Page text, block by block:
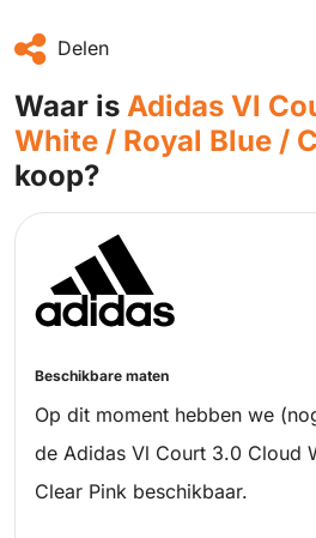
Delen
Waar is Adidas Vl
White / Royal Blue /
koop?
Beschikbare maten
Op dit moment hebben we
de Adidas Vl Court 3.0 Cloud
Clear Pink beschikbaar.